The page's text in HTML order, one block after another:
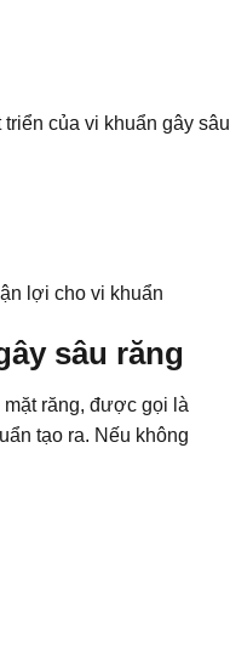
của vi khuẩn gây sâu
lợi cho vi khuẩn
sâu răng
răng, được gọi là
tạo ra. Nếu không